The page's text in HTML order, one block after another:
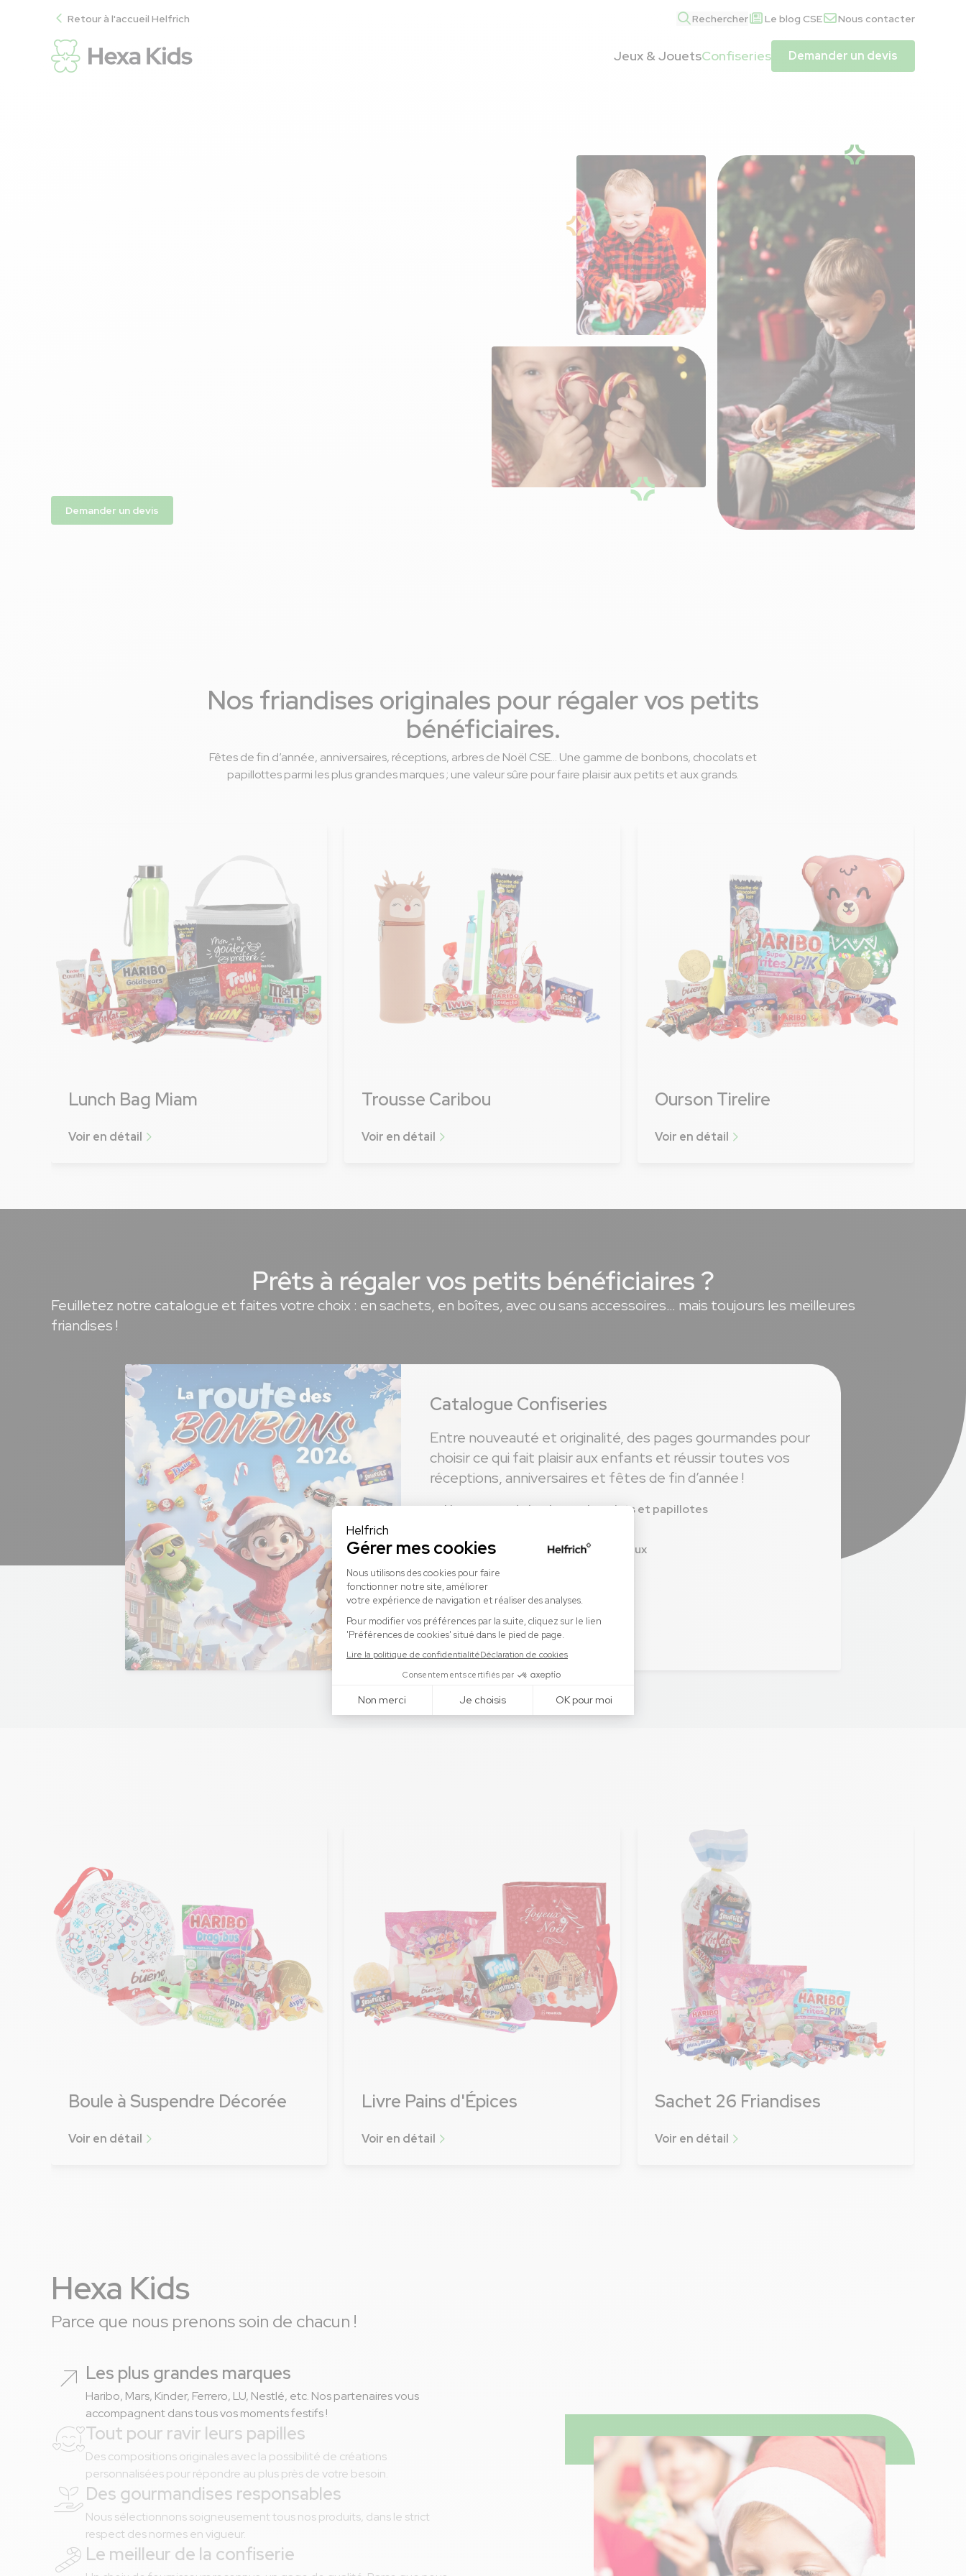
Retour à l'accueil Helfrich Rechercher Le blog CSE Nous contacter
Jeux & JouetsConfiseries Demander un devis
Demander un devis
Nos friandises originales pour régaler vos petits
bénéficiaires.
Fêtes de fin d’année, anniversaires, réceptions, arbres de Noël CSE... Une gamme de bonbons, chocolats et
papillottes parmi les plus grandes marques ; une valeur sûre pour faire plaisir aux petits et aux grands.
Lunch Bag Miam
Voir en détail
Trousse Caribou
Voir en détail
Ourson Tirelire
Voir en détail
Prêts à régaler vos petits bénéficiaires ?
Feuilletez notre catalogue et faites votre choix : en sachets, en boîtes, avec ou sans accessoires… mais toujours les meilleures
friandises !
Catalogue Confiseries
Entre nouveauté et originalité, des pages gourmandes pour
choisir ce qui fait plaisir aux enfants et réussir toutes vos
réceptions, anniversaires et fêtes de fin d’année !
Une gamme de bonbons, chocolats et papillotes
Des contenants et gadgets originaux
Demander le catalogue
Boule à Suspendre Décorée
Voir en détail
Livre Pains d'Épices
Voir en détail
Sachet 26 Friandises
Voir en détail
Hexa Kids
Parce que nous prenons soin de chacun !
Les plus grandes marques
Haribo, Mars, Kinder, Ferrero, LU, Nestlé, etc. Nos partenaires vous
accompagnent dans tous vos moments festifs !
Tout pour ravir leurs papilles
Des compositions originales avec la possibilité de créations
personnalisées pour répondre au plus près de votre besoin.
Des gourmandises responsables
Nous sélectionnons soigneusement tous nos produits, dans le strict
respect des normes en vigueur.
Le meilleur de la confiserie